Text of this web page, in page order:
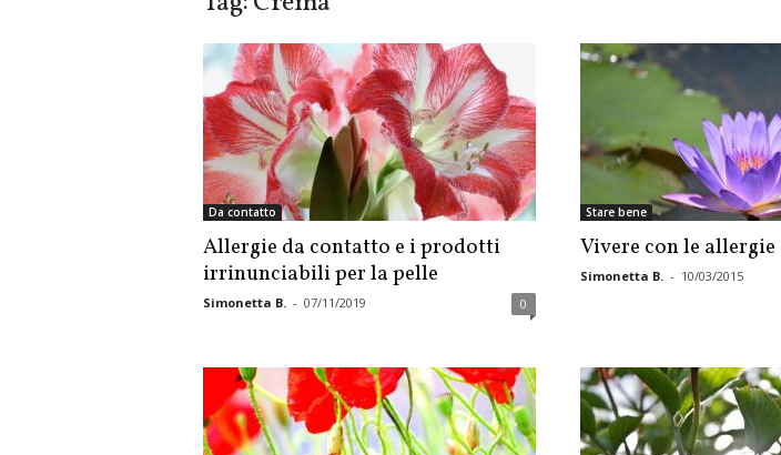
Da contatto
Allergie da contatto e i prodotti
irrinunciabili per la pelle
Simonetta B. - 07/11/2019 0
Stare bene
Vivere con le allergie
Simonetta B. - 10/03/2015